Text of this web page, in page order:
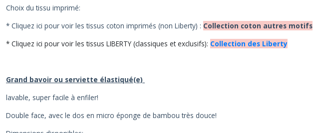
Choix du tissu imprimé:
* Cliquez ici pour voir les tissus coton imprimés (non Liberty) : Collection coton autres motifs
* Cliquez ici pour voir les tissus LIBERTY (classiques et exclusifs): Collection des Liberty
Grand bavoir ou serviette élastiqué(e)
lavable, super facile à enfiler!
Double face, avec le dos en micro éponge de bambou très douce!